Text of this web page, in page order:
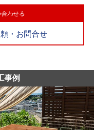
合わせる
・お問合せ
事例